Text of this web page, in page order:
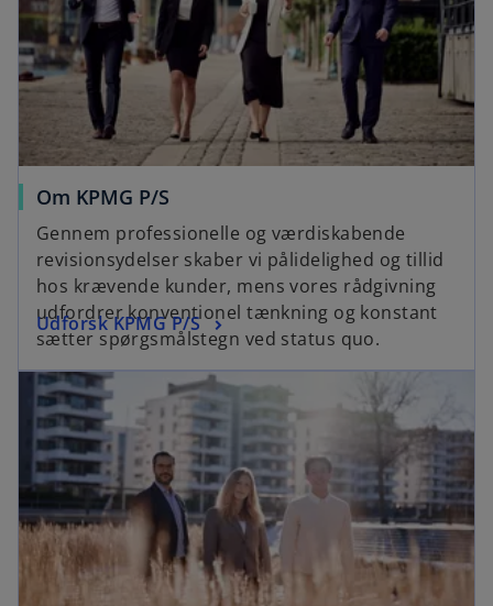
Om KPMG P/S
Gennem professionelle og værdiskabende
revisionsydelser skaber vi pålidelighed og tillid
hos krævende kunder, mens vores rådgivning
udfordrer konventionel tænkning og konstant
sætter spørgsmålstegn ved status quo.
Udforsk KPMG P/S
opens in a new tab